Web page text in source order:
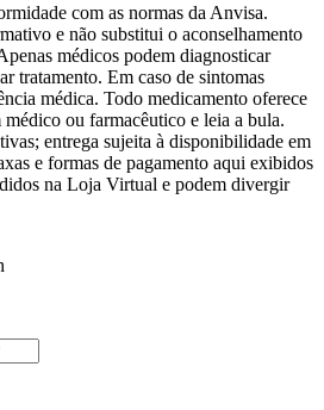
com as normas da Anvisa.
e não substitui o aconselhamento
médicos podem diagnosticar
tratamento. Em caso de sintomas
médica. Todo medicamento oferece
ou farmacêutico e leia a bula.
entrega sujeita à disponibilidade em
e formas de pagamento aqui exibidos
na Loja Virtual e podem divergir